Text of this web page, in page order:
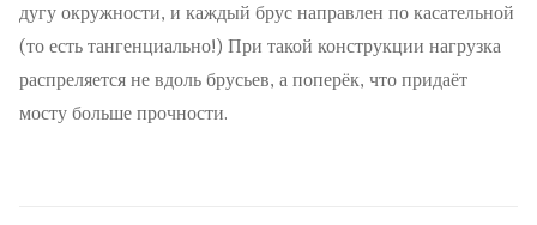
дугу окружности, и каждый брус направлен по касательной
(то есть тангенциально!) При такой конструкции нагрузка
распреляется не вдоль брусьев, а поперёк, что придаёт
мосту больше прочности.